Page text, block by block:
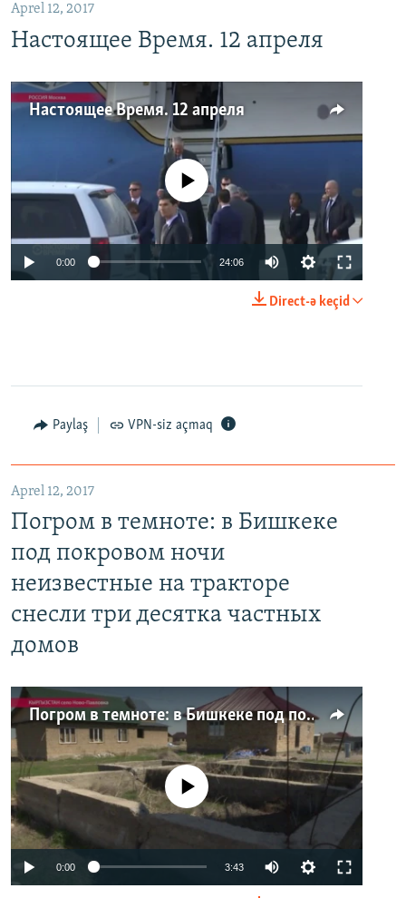
Aprel 12, 2017
Настоящее Время. 12 апреля
Настоящее Время. 12 апреля
No media source currently available
0:00 24:06
Direct-ə keçid
Paylaş VPN-siz açmaq
Aprel 12, 2017
Погром в темноте: в Бишкеке
под покровом ночи
неизвестные на тракторе
снесли три десятка частных
домов
Погром в темноте: в Бишкеке под покровом ночи неизвестные на тракторе снесли три десятка частных домов
No media source currently available
0:00 3:43